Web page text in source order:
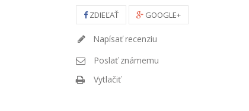
ZDIEĽAŤ GOOGLE+
Napísať recenziu
Poslať známemu
Vytlačiť